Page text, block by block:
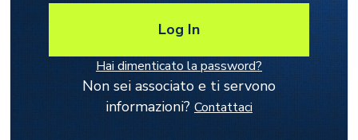
Log In
Hai dimenticato la password?
Non sei associato e ti servono
informazioni? Contattaci